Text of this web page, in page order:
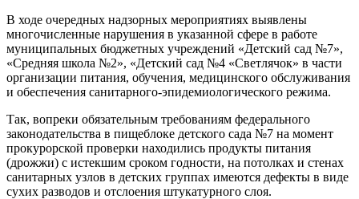
В ходе очередных надзорных мероприятиях выявлены
многочисленные нарушения в указанной сфере в работе
муниципальных бюджетных учреждений «Детский сад №7»,
«Средняя школа №2», «Детский сад №4 «Светлячок» в части
организации питания, обучения, медицинского обслуживания
и обеспечения санитарного-эпидемиологического режима.
Так, вопреки обязательным требованиям федерального
законодательства в пищеблоке детского сада №7 на момент
прокурорской проверки находились продукты питания
(дрожжи) с истекшим сроком годности, на потолках и стенах
санитарных узлов в детских группах имеются дефекты в виде
сухих разводов и отслоения штукатурного слоя.